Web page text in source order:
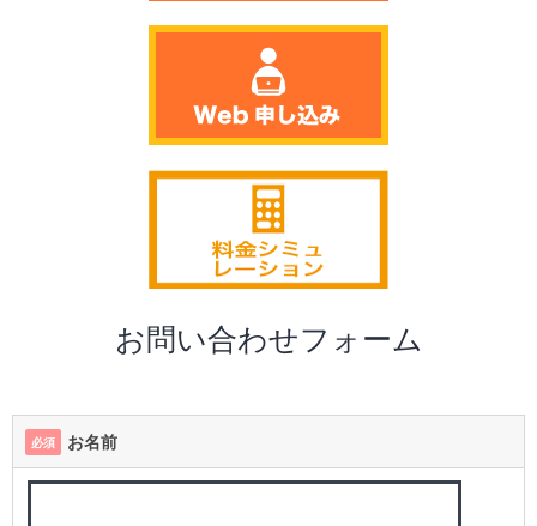
お問い合わせフォーム
必須 お名前